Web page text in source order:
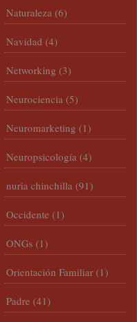
Naturaleza (6)
Navidad (4)
Networking (3)
Neurociencia (5)
Neuromarketing (1)
Neuropsicología (4)
nuria chinchilla (91)
Occidente (1)
ONGs (1)
Orientación Familiar (1)
Padre (41)